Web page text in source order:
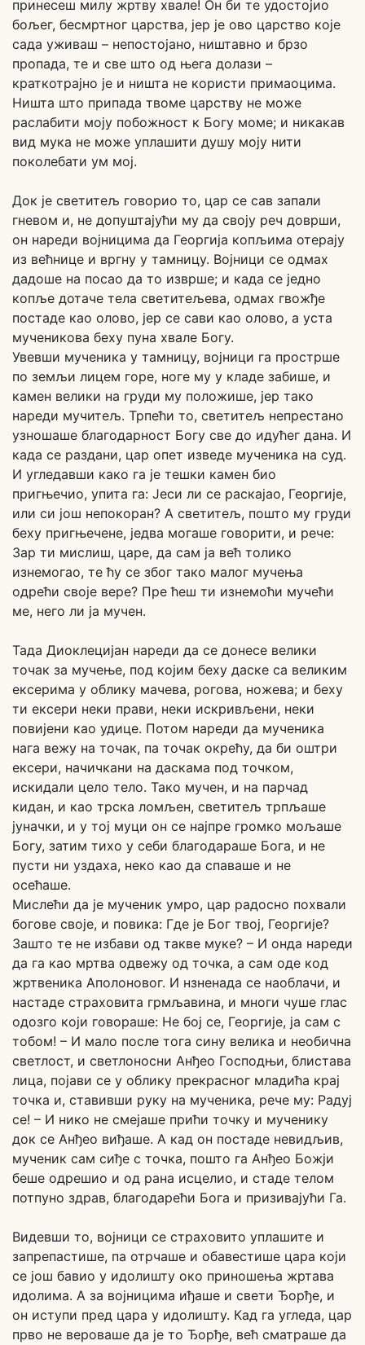
принесеш милу жртву хвале! Он би те удостојио
бољег, бесмртног царства, јер је ово царство које
сада уживаш – непостојано, ништавно и брзо
пропада, те и све што од њега долази –
краткотрајно је и ништа не користи примаоцима.
Ништа што припада твоме царству не може
раслабити моју побожност к Богу моме; и никакав
вид мука не може уплашити душу моју нити
поколебати ум мој.
Док је светитељ говорио то, цар се сав запали
гневом и, не допуштајући му да своју реч доврши,
он нареди војницима да Георгија копљима отерају
из већнице и вргну у тамницу. Војници се одмах
дадоше на посао да то изврше; и када се једно
копље дотаче тела светитељева, одмах гвожђе
постаде као олово, јер се сави као олово, а уста
мученикова беху пуна хвале Богу.
Увевши мученика у тамницу, војници га прострше
по земљи лицем горе, ноге му у кладе забише, и
камен велики на груди му положише, јер тако
нареди мучитељ. Трпећи то, светитељ непрестано
узношаше благодарност Богу све до идућег дана. И
када се раздани, цар опет изведе мученика на суд.
И угледавши како га је тешки камен био
пригњечио, упита га: Јеси ли се раскајао, Георгије,
или си још непокоран? А светитељ, пошто му груди
беху пригњечене, једва могаше говорити, и рече:
Зар ти мислиш, царе, да сам ја већ толико
изнемогао, те ћу се због тако малог мучења
одрећи своје вере? Пре ћеш ти изнемоћи мучећи
ме, него ли ја мучен.
Тада Диоклецијан нареди да се донесе велики
точак за мучење, под којим беху даске са великим
ексерима у облику мачева, рогова, ножева; и беху
ти ексери неки прави, неки искривљени, неки
повијени као удице. Потом нареди да мученика
нага вежу на точак, па точак окрећу, да би оштри
ексери, начичкани на даскама под точком,
искидали цело тело. Тако мучен, и на парчад
кидан, и као трска ломљен, светитељ трпљаше
јуначки, и у тој муци он се најпре громко мољаше
Богу, затим тихо у себи благодараше Бога, и не
пусти ни уздаха, неко као да спаваше и не
осећаше.
Мислећи да је мученик умро, цар радосно похвали
богове своје, и повика: Где је Бог твој, Георгије?
Зашто те не избави од такве муке? – И онда нареди
да га као мртва одвежу од точка, а сам оде код
жртвеника Аполоновог. И нзненада се наоблачи, и
настаде страховита грмљавина, и многи чуше глас
одозго који говораше: Не бој се, Георгије, ја сам с
тобом! – И мало после тога сину велика и необична
светлост, и светлоносни Анђео Господњи, блистава
лица, појави се у облику прекрасног младића крај
точка и, ставивши руку на мученика, рече му: Радуј
се! – И нико не смејаше прићи точку и мученику
док се Анђео виђаше. А кад он постаде невидљив,
мученик сам сиђе с точка, пошто га Анђео Божји
беше одрешио и од рана исцелио, и стаде телом
потпуно здрав, благодарећи Бога и призивајући Га.
Видевши то, војници се страховито уплашите и
запрепастише, па отрчаше и обавестише цара који
се још бавио у идолишту око приношења жртава
идолима. А за војницима иђаше и свети Ђорђе, и
он иступи пред цара у идолишту. Кад га угледа, цар
прво не вероваше да је то Ђорђе, већ сматраше да